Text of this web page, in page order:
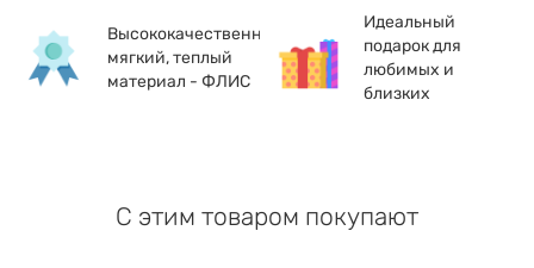
Высококачественный,
мягкий, теплый
материал - ФЛИС
Идеальный
подарок для
любимых и
близких
С этим товаром покупают